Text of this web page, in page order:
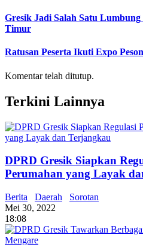
Gresik Jadi Salah Satu
Timur
Ratusan Peserta Ikuti Expo
Komentar telah ditutup.
Terkini Lainnya
DPRD Gresik Siapkan
Perumahan yang Layak
Berita Daerah
Sorotan
Mei 30, 2022
18:08